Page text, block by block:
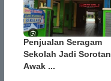
Penjualan Seragam
Sekolah Jadi Sorotan
Awak ...